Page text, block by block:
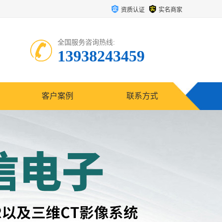
资质认证 实名商家
全国服务咨询热线:
13938243459
客户案例 联系方式